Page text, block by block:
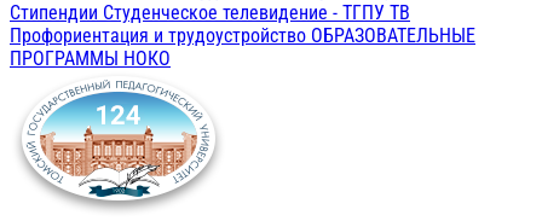
Стипендии Студенческое телевидение - ТГПУ ТВ
Профориентация и трудоустройство ОБРАЗОВАТЕЛЬНЫЕ
ПРОГРАММЫ НОКО